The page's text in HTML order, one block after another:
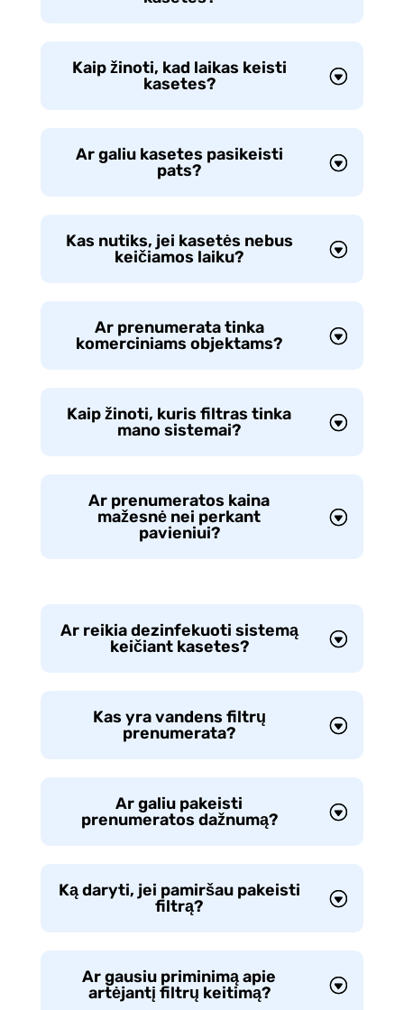
Kaip žinoti, kad laikas keisti
kasetes?
Ar galiu kasetes pasikeisti
pats?
Kas nutiks, jei kasetės nebus
keičiamos laiku?
Ar prenumerata tinka
komerciniams objektams?
Kaip žinoti, kuris filtras tinka
mano sistemai?
Ar prenumeratos kaina
mažesnė nei perkant
pavieniui?
Ar reikia dezinfekuoti sistemą
keičiant kasetes?
Kas yra vandens filtrų
prenumerata?
Ar galiu pakeisti
prenumeratos dažnumą?
Ką daryti, jei pamiršau pakeisti
filtrą?
Ar gausiu priminimą apie
artėjantį filtrų keitimą?